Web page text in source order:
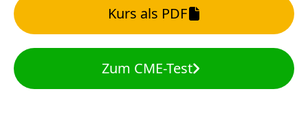
Kurs als PDF
Zum CME-Test